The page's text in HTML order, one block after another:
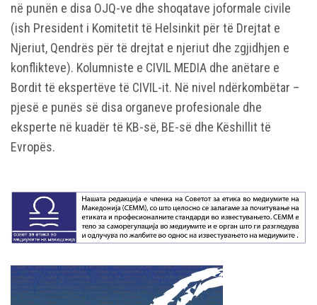
në punën e disa OJQ-ve dhe shoqatave joformale civile
(ish President i Komitetit të Helsinkit për të Drejtat e
Njeriut, Qendrës për të drejtat e njeriut dhe zgjidhjen e
konflikteve). Kolumniste e CIVIL MEDIA dhe anëtare e
Bordit të ekspertëve të CIVIL-it. Në nivel ndërkombëtar –
pjesë e punës së disa organeve profesionale dhe
eksperte në kuadër të KB-së, BE-së dhe Këshillit të
Evropës.